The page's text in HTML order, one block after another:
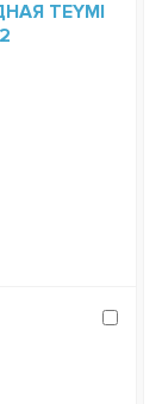
TEYMI